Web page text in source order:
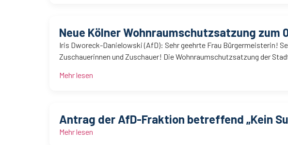
Neue Kölner Wohnraumschutzsatzung zum
Iris Dworeck-Danielowski (AfD): Sehr geehrte Frau Bürgermeisterin!
Zuschauerinnen und Zuschauer! Die Wohnraumschutzsatzung der
Mehr lesen
Antrag der AfD-Fraktion betreffend „Kein
Mehr lesen